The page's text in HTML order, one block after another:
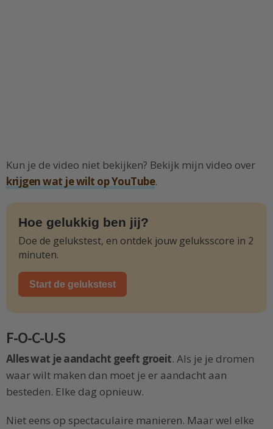
Kun je de video niet bekijken? Bekijk mijn video over
krijgen wat je wilt op YouTube.
Hoe gelukkig ben jij?
Doe de gelukstest, en ontdek jouw geluksscore in 2
minuten.
Start de gelukstest
F-O-C-U-S
Alles wat je aandacht geeft groeit. Als je je dromen
waar wilt maken dan moet je er aandacht aan
besteden. Elke dag opnieuw.
Niet eens op spectaculaire manieren. Maar wel elke